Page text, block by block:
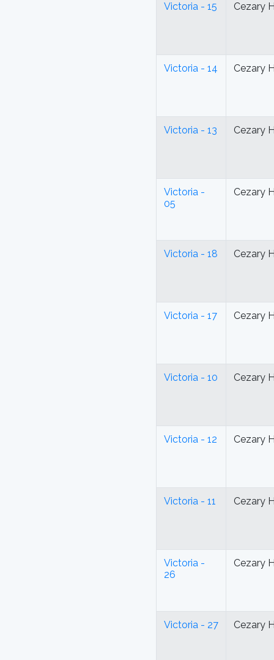
Victoria - 15 Cezary
Victoria - 14 Cezary
Victoria - 13 Cezary
Victoria -
05
Cezary
Victoria - 18 Cezary
Victoria - 17 Cezary
Victoria - 10 Cezary
Victoria - 12 Cezary
Victoria - 11 Cezary
Victoria -
26
Cezary
Victoria - 27 Cezary